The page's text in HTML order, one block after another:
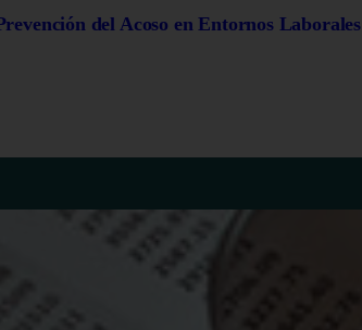
del Acoso en Entornos Laborales